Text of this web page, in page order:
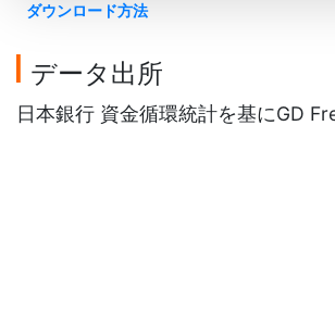
ダウンロード方法
データ出所
日本銀行 資金循環統計を基にGD